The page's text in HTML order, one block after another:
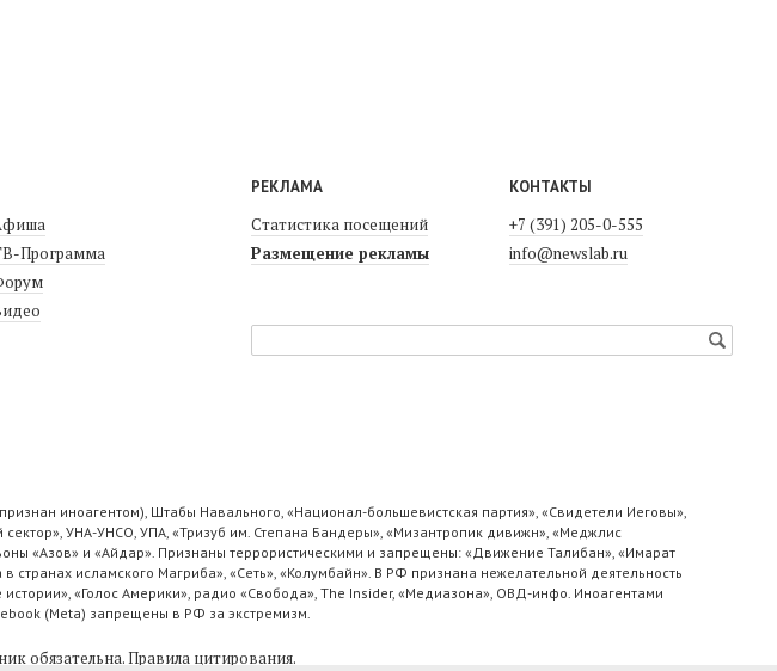
Программа
РЕКЛАМА
Статистика посещений
Размещение рекламы
КОНТАКТЫ
+7 (391) 205-0-555
info@newslab.ru
иноагентом), Штабы Навального, «Национал-большевистская партия», «Свидетели Иеговы»,
УНА-УНСО, УПА, «Тризуб им. Степана Бандеры», «Мизантропик дивижн», «Меджлис
«Азов» и «Айдар». Признаны террористическими и запрещены: «Движение Талибан», «Имарат
исламского Магриба», «Сеть», «Колумбайн». В РФ признана нежелательной деятельность
«Голос Америки», радио «Свобода», The Insider, «Медиазона», ОВД-инфо. Иноагентами
(Metа) запрещены в РФ за экстремизм.
обязательна.Правила цитирования.